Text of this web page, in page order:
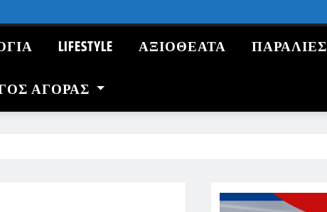
LIFESTYLE ΑΞΙΟΘΕΑΤΑ ΠΑΡΑΛΙΕΣ
ΑΓΟΡΆΣ